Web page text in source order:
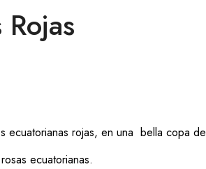
ecuatorianas rojas, en una bella copa
ecuatorianas.